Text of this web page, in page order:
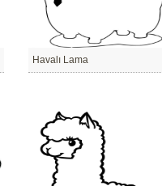
Havalı Lama